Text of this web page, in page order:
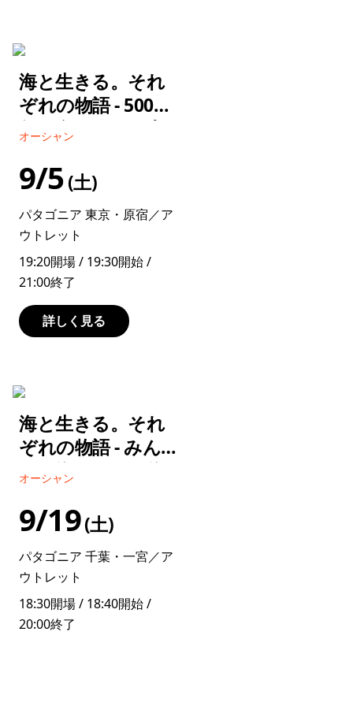
海と生きる。それ
ぞれの物語 - 5000
年の息子たち／大
オーシャン
9/5 土
パタゴニア 東京・原宿／ア
ウトレット
19:20開場 / 19:30開始 /
21:00終了
詳しく見る
海と生きる。それ
ぞれの物語 - みん
なの海みんなで海
オーシャン
9/19 土
パタゴニア 千葉・一宮／ア
ウトレット
18:30開場 / 18:40開始 /
20:00終了